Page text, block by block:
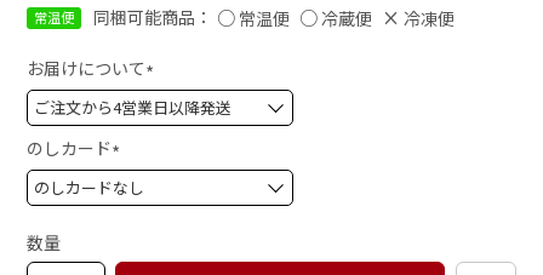
常温便 同梱可能商品： 常温便 冷蔵便 冷凍便
お届けについて
(
必
)
のしカード
(
必
数量